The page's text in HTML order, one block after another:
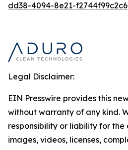
dd38-4094-8e21-f2744f99c2c6
Legal Disclaimer:
EIN Presswire provides this
without warranty of any kind.
responsibility or liability for
images, videos, licenses,